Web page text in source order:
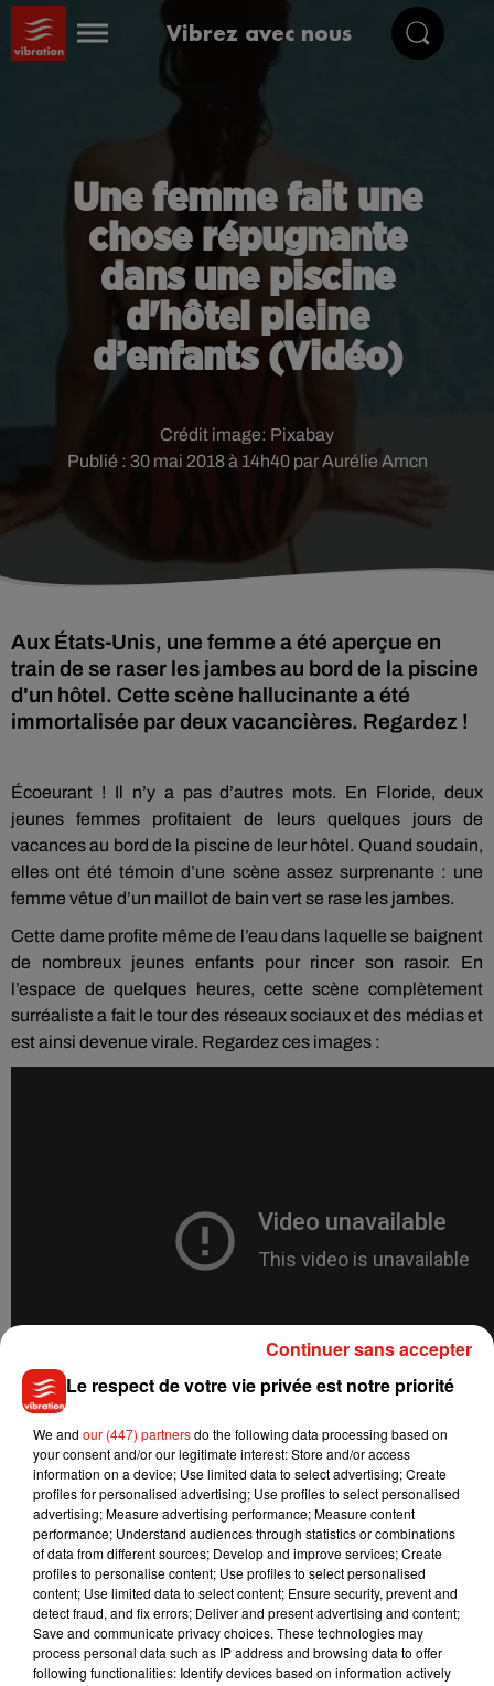
Vibrez avec nous
Une femme fait une
chose répugnante
dans une piscine
d'hôtel pleine
d’enfants (Vidéo)
Publié : 30 mai 2018 à 14h40 par Aurélie Amcn
Crédit image: Pixabay
Aux États-Unis, une femme a été aperçue en
train de se raser les jambes au bord de la piscine
d'un hôtel. Cette scène hallucinante a été
immortalisée par deux vacancières. Regardez !
Écoeurant ! Il n’y a pas d’autres mots. En Floride, deux
jeunes femmes profitaient de leurs quelques jours de
vacances au bord de la piscine de leur hôtel. Quand soudain,
elles ont été témoin d’une scène assez surprenante : une
femme vêtue d’un maillot de bain vert se rase les jambes.
Cette dame profite même de l’eau dans laquelle se baignent
de nombreux jeunes enfants pour rincer son rasoir.
En
l’espace de quelques heures, cette scène complètement
surréaliste a fait le tour des réseaux sociaux et des médias et
est ainsi devenue virale. Regardez ces images :
Musique
7 août 2026
Julien Lieb s’essaye à la vie de chatelain
dans son nouveau clip
Le respect de votre vie privée est notre priorité
We and our (447) partnersdo the following data processing based on
your consent and/or our legitimate interest: Store and/or access
information on a device; Use limited data to select advertising; Create
profiles for personalised advertising; Use profiles to select personalised
advertising; Measure advertising performance; Measure content
performance; Understand audiences through statistics or combinations
of data from different sources; Develop and improve services; Create
profiles to personalise content; Use profiles to select personalised
content; Use limited data to select content; Ensure security, prevent and
detect fraud, and fix errors; Deliver and present advertising and content;
Save and communicate privacy choices. These technologies may
process personal data such as IP address and browsing data to offer
following functionalities: Identify devices based on information actively
Continuer sans accepter